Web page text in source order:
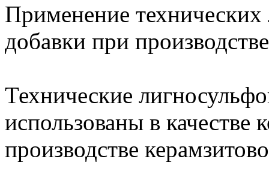
Применение технических
добавки при
Технические
использованы в
производстве